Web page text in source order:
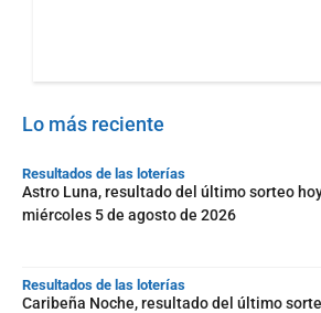
Lo más reciente
Resultados de las loterías
Astro Luna, resultado del último sorteo
miércoles 5 de agosto de 2026
Resultados de las loterías
Caribeña Noche, resultado del último